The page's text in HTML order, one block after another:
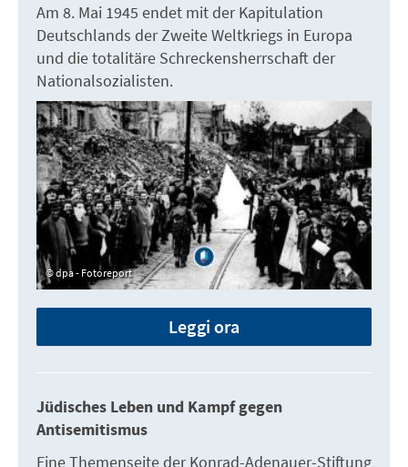
Am 8. Mai 1945 endet mit der Kapitulation
Deutschlands der Zweite Weltkriegs in Europa
und die totalitäre Schreckensherrschaft der
Nationalsozialisten.
dpa - Fotoreport
Leggi ora
Jüdisches Leben und Kampf gegen
Antisemitismus
Eine Themenseite der Konrad-Adenauer-Stiftung